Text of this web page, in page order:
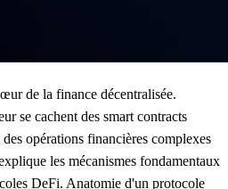
de la finance décentralisée.
se cachent des smart contracts
opérations financières complexes
les mécanismes fondamentaux
DeFi. Anatomie d'un protocole